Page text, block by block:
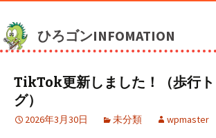
ひろゴンINFOMATION
TikTok更新しました！（歩行
グ）
2026年3月30日 未分類 wpmaster